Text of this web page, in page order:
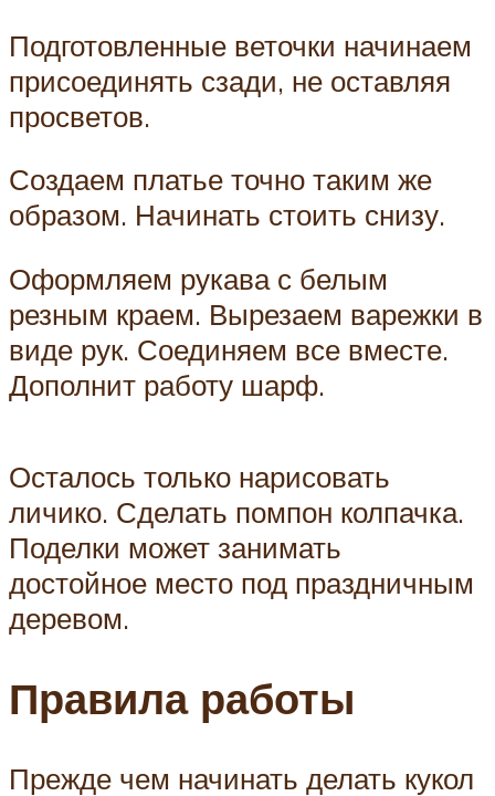
Подготовленные веточки начинаем
присоединять сзади, не оставляя
просветов.
Создаем платье точно таким же
образом. Начинать стоить снизу.
Оформляем рукава с белым
резным краем. Вырезаем варежки в
виде рук. Соединяем все вместе.
Дополнит работу шарф.
Осталось только нарисовать
личико. Сделать помпон колпачка.
Поделки может занимать
достойное место под праздничным
деревом.
Правила работы
Прежде чем начинать делать кукол